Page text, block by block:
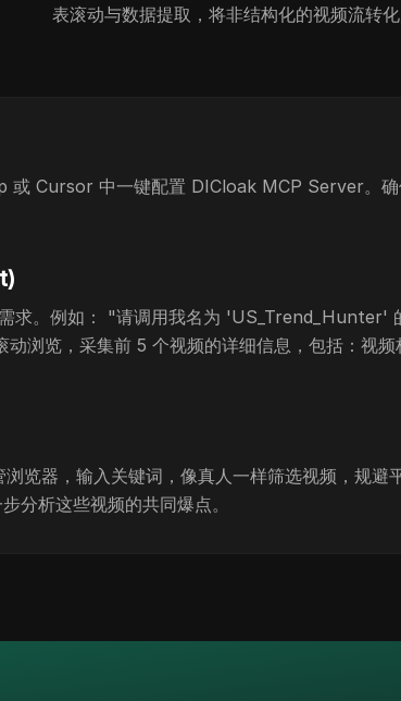
表滚动与数据提取，将非结构化的视频流转化
Cursor 中一键配置 DICloak MCP Server。
求。例如： "请调用我名为
动浏览，采集前 5 个视频的详细信息，包括：视
览器，输入关键词，像真人一样筛选视频，规
分析这些视频的共同爆点。